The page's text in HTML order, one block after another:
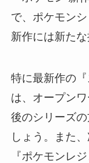
で、ポケモン
新作には新た
特に最新作の『
は、オープン
後のシリーズ
しょう。また
『ポケモンレ